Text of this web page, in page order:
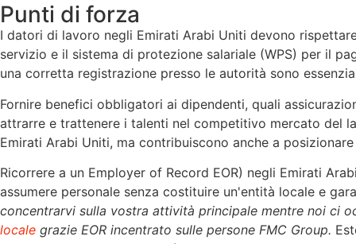
Punti di forza
I datori di lavoro negli Emirati Arabi Uniti devono
servizio e il sistema di protezione salariale (WPS) per il
una corretta registrazione presso le autorità sono
Fornire benefici obbligatori ai dipendenti, quali
attrarre e trattenere i talenti nel competitivo mercato del
Emirati Arabi Uniti, ma contribuiscono anche a
Ricorrere a un Employer of Record EOR) negli Emirati
assumere personale senza costituire un'entità locale e
concentrarvi sulla vostra attività principale mentre noi ci
locale grazie EOR incentrato sulle persone FMC Group.